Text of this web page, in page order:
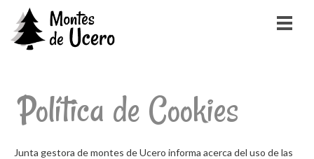
Política de Cookies
Junta gestora de montes de Ucero informa acerca del uso de las